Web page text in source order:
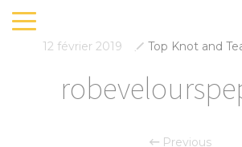
12 février 2019 Top Knot and
Previous